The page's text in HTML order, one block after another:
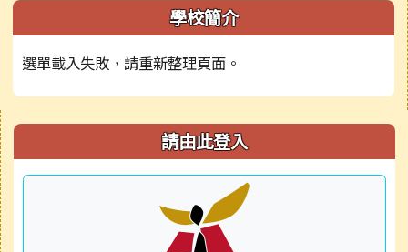
學校簡介
選單載入失敗，請重新整理頁面。
右邊區域內容 請由此登入